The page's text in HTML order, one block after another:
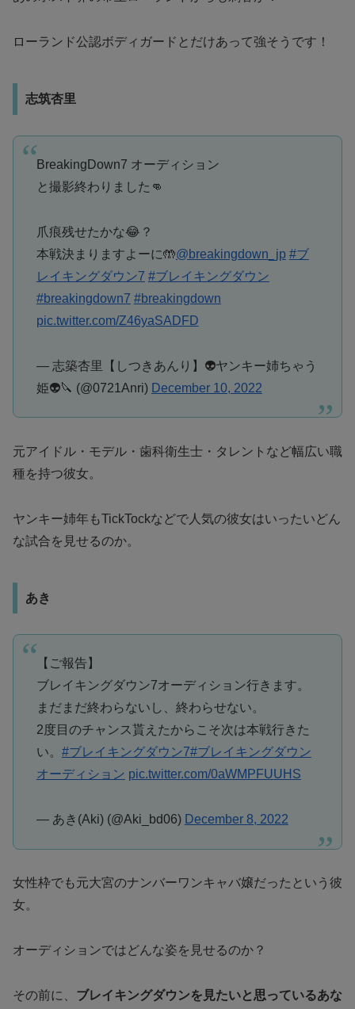
ローランド公認ボディガードとだけあって強そうです！
志筑杏里
BreakingDown7 オーディション
と撮影終わりました👊
爪痕残せたかな😂？
本戦決まりますよーに🤲@breakingdown_jp #ブ
レイキングダウン7 #ブレイキングダウン
#breakingdown7 #breakingdown
pic.twitter.com/Z46yaSADFD
— 志築杏里【しつきあんり】👽ヤンキー姉ちゃう
姫👽🔪 (@0721Anri) December 10, 2022
元アイドル・モデル・歯科衛生士・タレントなど幅広い職
種を持つ彼女。
ヤンキー姉年もTickTockなどで人気の彼女はいったいどん
な試合を見せるのか。
あき
【ご報告】
ブレイキングダウン7オーディション行きます。
まだまだ終わらないし、終わらせない。
2度目のチャンス貰えたからこそ次は本戦行きた
い。 #ブレイキングダウン7#ブレイキングダウン
オーディション pic.twitter.com/0aWMPFUUHS
— あき(Aki) (@Aki_bd06) December 8, 2022
女性枠でも元大宮のナンバーワンキャバ嬢だったという彼
女。
オーディションではどんな姿を見せるのか？
その前に、 ブレイキングダウンを見たいと思っているあな